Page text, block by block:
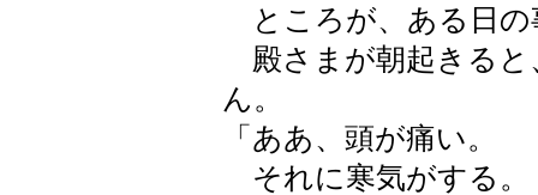
ところが、ある日の
殿さまが朝起きると
ん。
「ああ、頭が痛い。
それに寒気がする。